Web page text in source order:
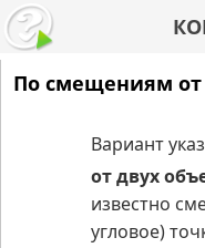
По смещениям от
Вариант
от двух
известно
угловое)